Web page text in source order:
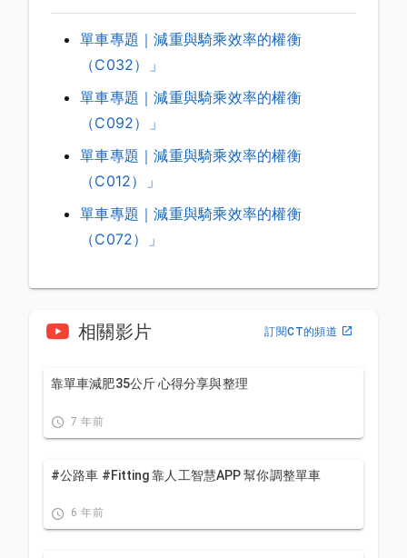
單車專題｜減重與騎乘效率的權衡
（C032）」
單車專題｜減重與騎乘效率的權衡
（C092）」
單車專題｜減重與騎乘效率的權衡
（C012）」
單車專題｜減重與騎乘效率的權衡
（C072）」
相關影片 訂閱CT的頻道
靠單車減肥35公斤 心得分享與整理
7 年前
#公路車 #Fitting 靠人工智慧APP 幫你調整單車
6 年前